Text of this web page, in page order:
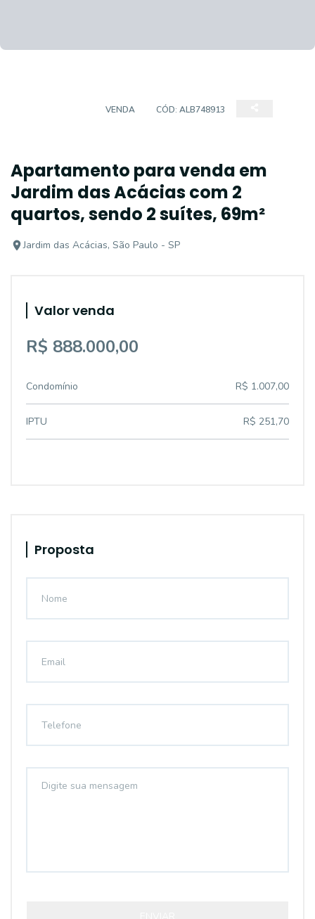
VENDA CÓD: ALB748913
Apartamento para venda em
Jardim das Acácias com 2
quartos, sendo 2 suítes, 69m²
Jardim das Acácias, São Paulo - SP
Valor venda
R$ 888.000,00
Condomínio R$ 1.007,00
IPTU R$ 251,70
Proposta